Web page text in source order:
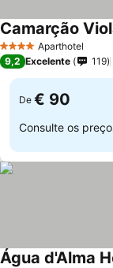
4 EstrelasAparthotel
Camarção
9,2 Excelente 119
De € 90
Consulte os
Água d'Alma